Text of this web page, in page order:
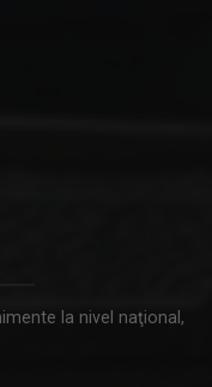
la nivel naţional,